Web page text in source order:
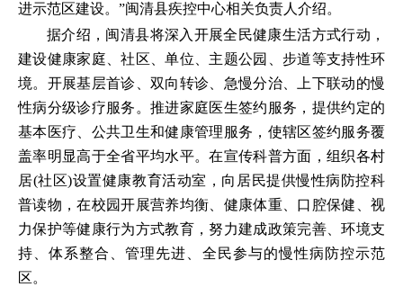
进示范区建设。”闽清县疾控中心相关负责人介绍。
据介绍，闽清县将深入开展全民健康生活方式行动，
建设健康家庭、社区、单位、主题公园、步道等支持性环
境。开展基层首诊、双向转诊、急慢分治、上下联动的慢
性病分级诊疗服务。推进家庭医生签约服务，提供约定的
基本医疗、公共卫生和健康管理服务，使辖区签约服务覆
盖率明显高于全省平均水平。在宣传科普方面，组织各村
居(社区)设置健康教育活动室，向居民提供慢性病防控科
普读物，在校园开展营养均衡、健康体重、口腔保健、视
力保护等健康行为方式教育，努力建成政策完善、环境支
持、体系整合、管理先进、全民参与的慢性病防控示范
区。